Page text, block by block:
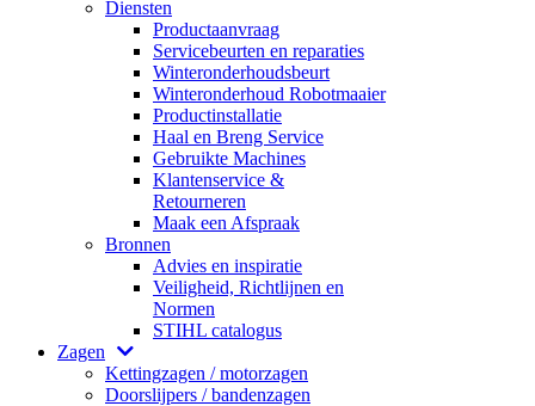
Diensten
Productaanvraag
Servicebeurten en reparaties
Winteronderhoudsbeurt
Winteronderhoud Robotmaaier
Productinstallatie
Haal en Breng Service
Gebruikte Machines
Klantenservice &
Retourneren
Maak een Afspraak
Bronnen
Advies en inspiratie
Veiligheid, Richtlijnen en
Normen
STIHL catalogus
Zagen
Kettingzagen / motorzagen
Doorslijpers / bandenzagen